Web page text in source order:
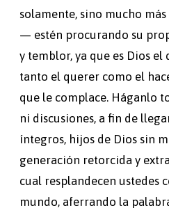
solamente, sino mucho
— estén procurando su
y temblor, ya que es Dios el
tanto el querer como el
que le complace. Háganlo
ni discusiones, a fin de
íntegros, hijos de Dios sin
generación retorcida y
cual resplandecen ustedes
mundo, aferrando la